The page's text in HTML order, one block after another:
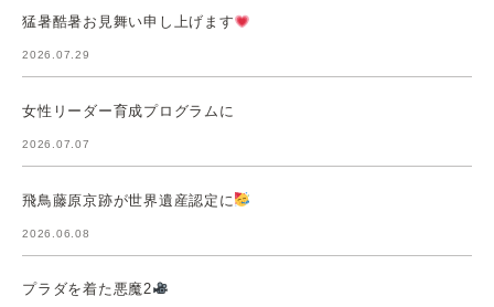
猛暑酷暑お見舞い申し上げます
2026.07.29
女性リーダー育成プログラムに
2026.07.07
飛鳥藤原京跡が世界遺産認定に
2026.06.08
プラダを着た悪魔2